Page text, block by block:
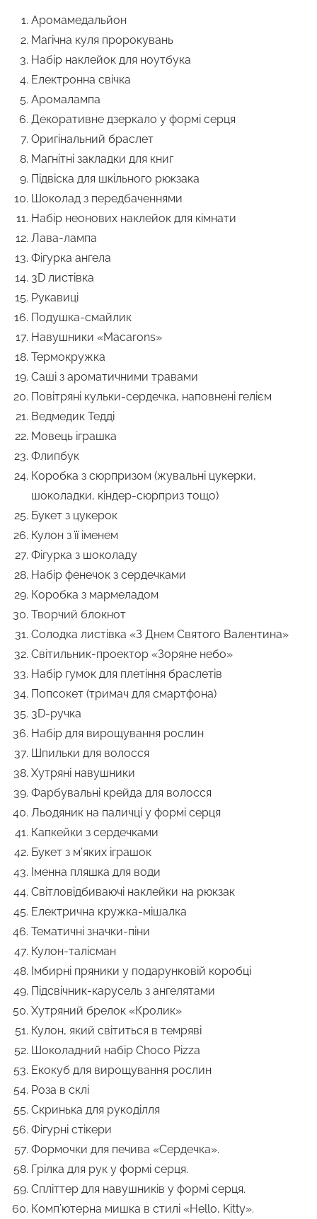
Аромамедальйон
Магічна куля пророкувань
Набір наклейок для ноутбука
Електронна свічка
Аромалампа
Декоративне дзеркало у формі серця
Оригінальний браслет
Магнітні закладки для книг
Підвіска для шкільного рюкзака
Шоколад з передбаченнями
Набір неонових наклейок для кімнати
Лава-лампа
Фігурка ангела
3D листівка
Рукавиці
Подушка-смайлик
Навушники «Macarons»
Термокружка
Саші з ароматичними травами
Повітряні кульки-сердечка, наповнені гелієм
Ведмедик Тедді
Мовець іграшка
Флипбук
Коробка з сюрпризом (жувальні цукерки,
шоколадки, кіндер-сюрприз тощо)
Букет з цукерок
Кулон з її іменем
Фігурка з шоколаду
Набір фенечок з сердечками
Коробка з мармеладом
Творчий блокнот
Солодка листівка «З Днем Святого Валентина»
Світильник-проектор «Зоряне небо»
Набір гумок для плетіння браслетів
Попсокет (тримач для смартфона)
3D-ручка
Набір для вирощування рослин
Шпильки для волосся
Хутряні навушники
Фарбувальні крейда для волосся
Льодяник на паличці у формі серця
Капкейки з сердечками
Букет з м’яких іграшок
Іменна пляшка для води
Світловідбиваючі наклейки на рюкзак
Електрична кружка-мішалка
Тематичні значки-піни
Кулон-талісман
Імбирні пряники у подарунковій коробці
Підсвічник-карусель з ангелятами
Хутряний брелок «Кролик»
Кулон, який світиться в темряві
Шоколадний набір Choco Pizza
Екокуб для вирощування рослин
Роза в склі
Скринька для рукоділля
Фігурні стікери
Формочки для печива «Сердечка».
Грілка для рук у формі серця.
Спліттер для навушників у формі серця.
Комп’ютерна мишка в стилі «Hello, Kitty».